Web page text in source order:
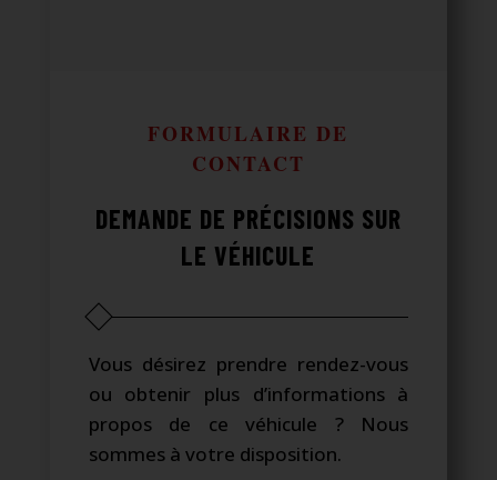
FORMULAIRE DE
CONTACT
DEMANDE DE PRÉCISIONS SUR
LE VÉHICULE
Vous désirez prendre rendez-vous
ou obtenir plus d’informations à
propos de ce véhicule ? Nous
sommes à votre disposition.